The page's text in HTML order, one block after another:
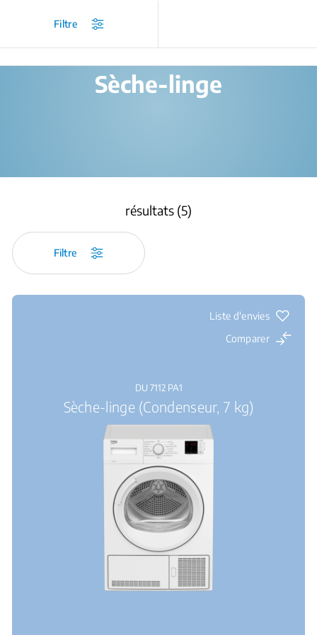
Sèche-linge
résultats (5)
Filtre
Liste d'envies
Comparer
DU 7112 PA1
Sèche-linge (Condenseur, 7 kg)
Filtre